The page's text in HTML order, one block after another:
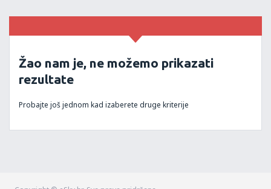
Žao nam je, ne možemo prikazati
rezultate
Probajte još jednom kad izaberete druge kriterije